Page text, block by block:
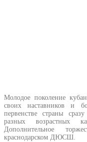
Молодое поколение
своих наставников и
первенстве страны
разных возрастных
Дополнительное
краснодарском ДЮСШ.